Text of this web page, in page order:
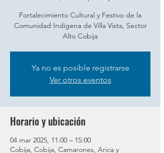
Fortalecimiento Cultural y Festivo de la
Comunidad Indígena de Villa Vista, Sector
Alto Cobija
Ya no es posible registrarse
Ver otros eventos
Horario y ubicación
04 mar 2025, 11:00 – 15:00
Cobija, Cobija, Camarones, Arica y